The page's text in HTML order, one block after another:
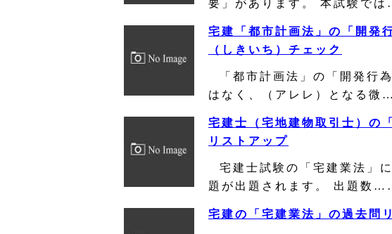
要」があります。 本試験で
宅建「都市計画法」の「開発
（しきいち）チェック
「都市計画法」の「開発行
はなく、（アレレ）となる
宅建士（宅地建物取引士）の
リストアップ
宅建士試験の「宅建業法」
題が出題されます。 出題数
宅建の「宅建業法」の過去問